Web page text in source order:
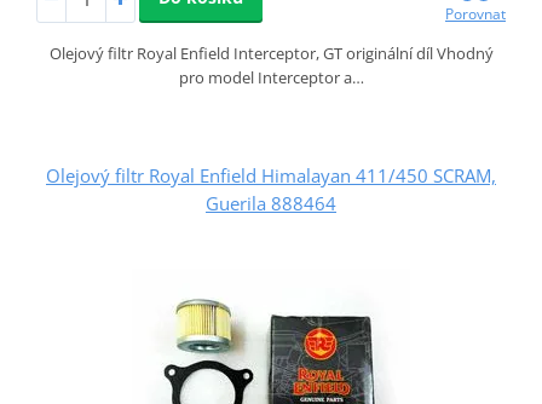
Porovnat
Olejový filtr Royal Enfield Interceptor, GT originální díl Vhodný
pro model Interceptor a…
Olejový filtr Royal Enfield Himalayan 411/450 SCRAM,
Guerila 888464